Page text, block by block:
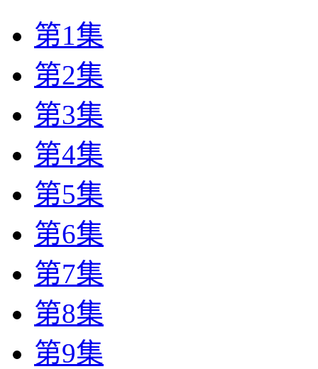
第1集
第2集
第3集
第4集
第5集
第6集
第7集
第8集
第9集